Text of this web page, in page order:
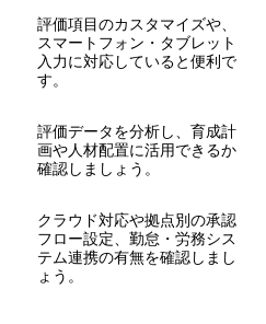
評価項目のカスタマイズや、
スマートフォン・タブレット
入力に対応していると便利で
す。
評価データを分析し、育成計
画や人材配置に活用できるか
確認しましょう。
クラウド対応や拠点別の承認
フロー設定、勤怠・労務シス
テム連携の有無を確認しまし
ょう。